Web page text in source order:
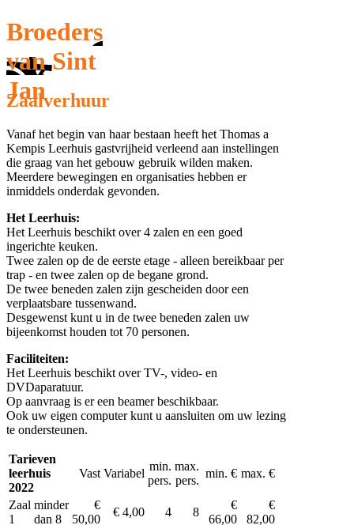
Broeders
van Sint
Jan
Zaalverhuur
Vanaf het begin van haar bestaan heeft het Thomas a
Kempis Leerhuis gastvrijheid verleend aan instellingen
die graag van het gebouw gebruik wilden maken.
Meerdere bewegingen en organisaties hebben er
inmiddels onderdak gevonden.
Het Leerhuis:
Het Leerhuis beschikt over 4 zalen en een goed
ingerichte keuken.
Twee zalen op de de eerste etage - alleen bereikbaar per
trap - en twee zalen op de begane grond.
De twee beneden zalen zijn gescheiden door een
verplaatsbare tussenwand.
Desgewenst kunt u in de twee beneden zalen uw
bijeenkomst houden tot 70 personen.
Faciliteiten:
Het Leerhuis beschikt over TV-, video- en
DVDaparatuur.
Op aanvraag is er een beamer beschikbaar.
Ook uw eigen computer kunt u aansluiten om uw lezing
te ondersteunen.
Tarieven
leerhuis
2022
Vast Variabel
min.
pers.
max.
pers.
min. € max. €
Zaal
1
minder
dan 8
€
50,00
€ 4,00 4 8
€
66,00
€
82,00